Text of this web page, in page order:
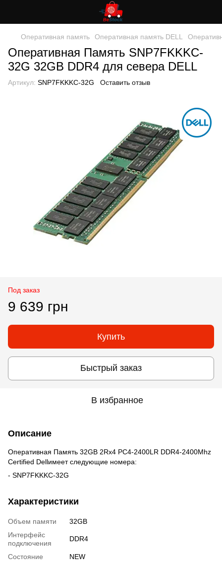
Оперативная память Оперативная память DELL
Оперативная Память SNP7FKKKC-
32G 32GB DDR4 для севера DELL
Артикул: SNP7FKKKC-32G Оставить отзыв
Под заказ
9 639 грн
Купить
Быстрый заказ
В избранное
Описание
Оперативная Память 32GB 2Rx4 PC4-2400LR DDR4-2400Mhz
Certified Dellимеет следующие номера:
- SNP7FKKKC-32G
Характеристики
Объем памяти
32GB
Интерфейс
подключения
DDR4
Состояние NEW